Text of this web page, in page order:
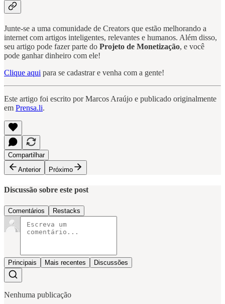
Junte-se a uma comunidade de Creators que estão melhorando a
internet com artigos inteligentes, relevantes e humanos. Além disso,
seu artigo pode fazer parte do Projeto de Monetização, e você
pode ganhar dinheiro com ele!
Clique aqui para se cadastrar e venha com a gente!
Este artigo foi escrito por Marcos Araújo e publicado originalmente
em Prensa.li.
Compartilhar
Anterior
Próximo
Discussão sobre este post
Comentários Restacks
Principais Mais recentes Discussões
Nenhuma publicação